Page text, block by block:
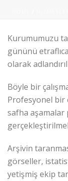
Kurumumuzu
gününü
olarak
Böyle bir
Profesyonel bir
safha
Arşivin
görseller,
yetişmiş ekip